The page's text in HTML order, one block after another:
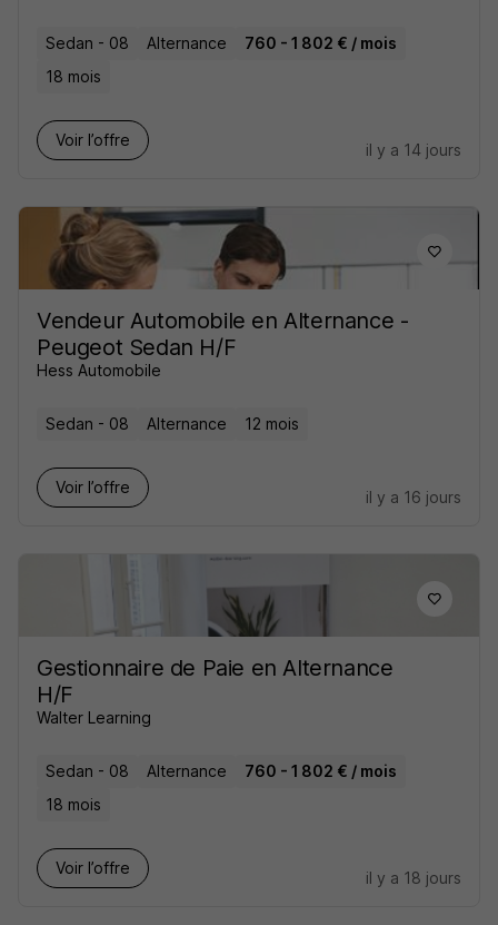
Sedan - 08 Alternance
760 - 1 802 € / mois
18 mois
Voir l’offre
il y a 14 jours
Vendeur Automobile en Alternance -
Peugeot Sedan H/F
Hess Automobile
Sedan - 08 Alternance 12 mois
Voir l’offre
il y a 16 jours
Gestionnaire de Paie en Alternance
H/F
Walter Learning
Sedan - 08 Alternance
760 - 1 802 € / mois
18 mois
Voir l’offre
il y a 18 jours